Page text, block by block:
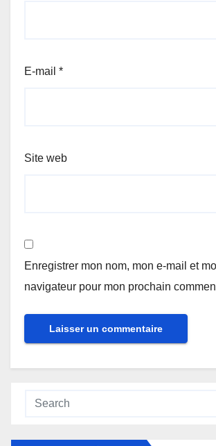
E-mail *
Site web
Enregistrer mon nom, mon e-mail et
navigateur pour mon prochain